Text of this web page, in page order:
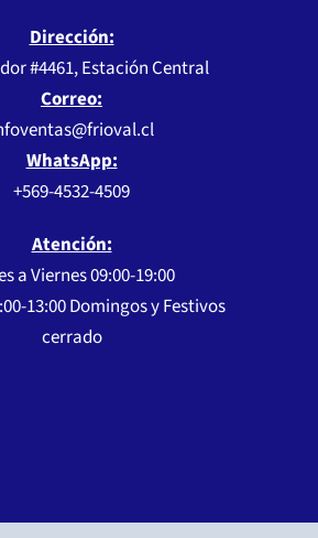
Dirección:
#4461, Estación Central
Correo:
WhatsApp:
+569-4532-4509
Atención:
a Viernes 09:00-19:00
13:00 Domingos y Festivos
cerrado